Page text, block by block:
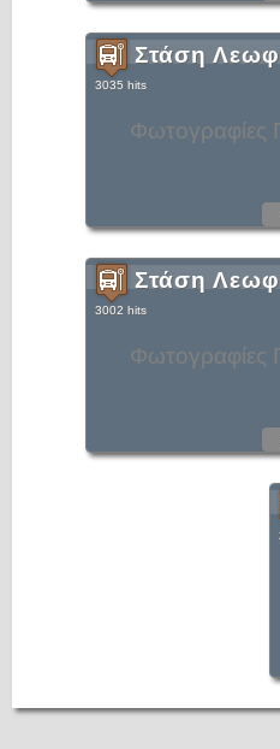
Φωτογραφίες
Στάση
3035 hits
Φωτογραφίες
Στάση
3002 hits